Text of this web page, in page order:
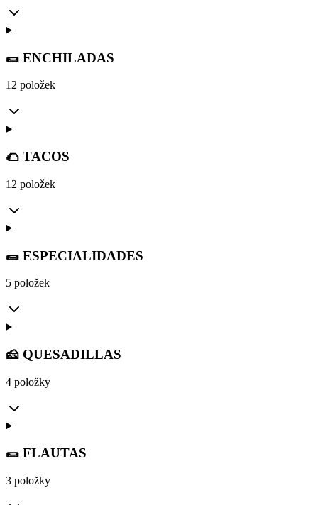
🌯 ENCHILADAS
12 položek
🌮 TACOS
12 položek
🌯 ESPECIALIDADES
5 položek
🧀 QUESADILLAS
4 položky
🌯 FLAUTAS
3 položky